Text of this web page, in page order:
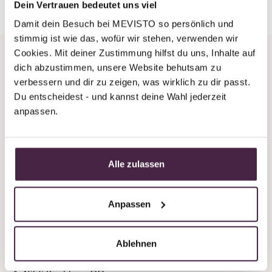
Dein Vertrauen bedeutet uns viel
Damit dein Besuch bei MEVISTO so persönlich und
stimmig ist wie das, wofür wir stehen, verwenden wir
Cookies. Mit deiner Zustimmung hilfst du uns, Inhalte auf
dich abzustimmen, unsere Website behutsam zu
verbessern und dir zu zeigen, was wirklich zu dir passt.
Du entscheidest - und kannst deine Wahl jederzeit
anpassen.
Alle zulassen
Anpassen
Ablehnen
wishlist.
Company
Legal information
Laizing 10